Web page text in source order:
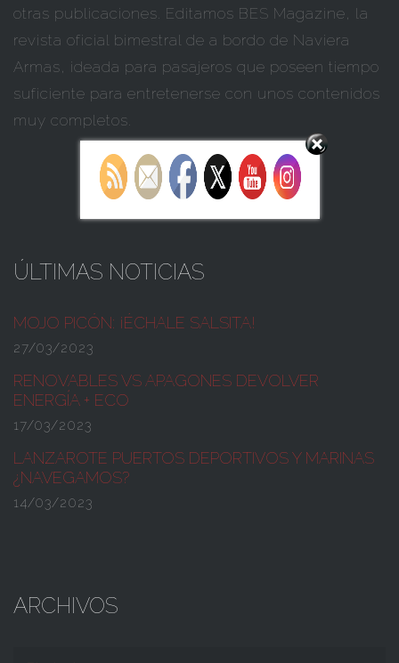
otras publicaciones. Editamos BES Magazine, la
revista oficial bimestral de a bordo de Naviera
Armas, ideada para pasajeros que poseen tiempo
suficiente para entretenerse con unos contenidos
muy completos.
ÚLTIMAS NOTICIAS
MOJO PICÓN: ¡ÉCHALE SALSITA!
27/03/2023
RENOVABLES VS APAGONES DEVOLVER
ENERGÍA + ECO
17/03/2023
LANZAROTE PUERTOS DEPORTIVOS Y MARINAS
¿NAVEGAMOS?
14/03/2023
ARCHIVOS
Set Youtube Channel ID